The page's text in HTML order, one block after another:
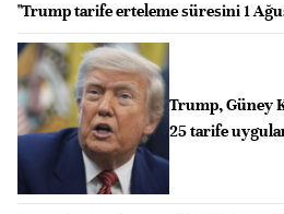
"Trump tarife erteleme süresini 1
Trump, Güney
25 tarife